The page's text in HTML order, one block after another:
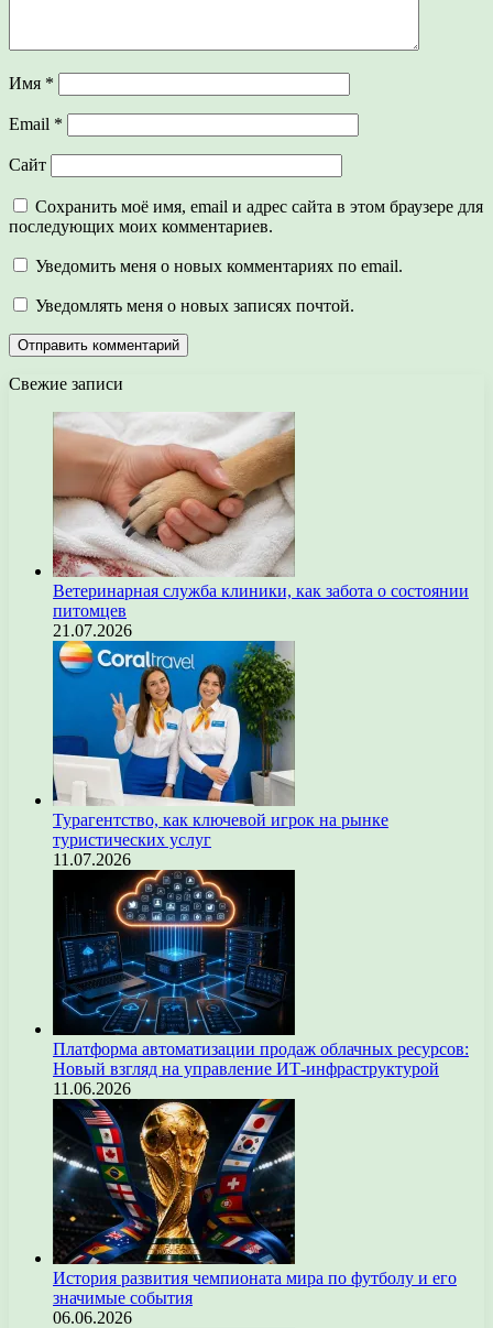
Имя *
Email *
Сайт
Сохранить моё имя, email и адрес сайта в этом браузере для
последующих моих комментариев.
Уведомить меня о новых комментариях по email.
Уведомлять меня о новых записях почтой.
Свежие записи
Ветеринарная служба клиники, как забота о состоянии
питомцев
21.07.2026
Турагентство, как ключевой игрок на рынке
туристических услуг
11.07.2026
Платформа автоматизации продаж облачных ресурсов:
Новый взгляд на управление ИТ-инфраструктурой
11.06.2026
История развития чемпионата мира по футболу и его
значимые события
06.06.2026